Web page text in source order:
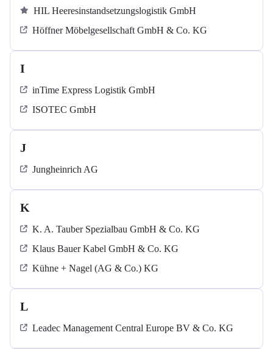
HIL Heeresinstandsetzungslogistik GmbH
Höffner Möbelgesellschaft GmbH & Co. KG
I
inTime Express Logistik GmbH
ISOTEC GmbH
J
Jungheinrich AG
K
K. A. Tauber Spezialbau GmbH & Co. KG
Klaus Bauer Kabel GmbH & Co. KG
Kühne + Nagel (AG & Co.) KG
L
Leadec Management Central Europe BV & Co. KG